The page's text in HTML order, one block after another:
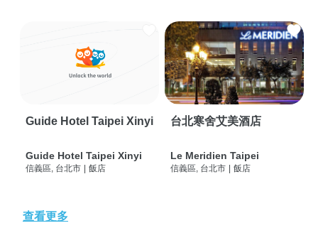
Guide Hotel Taipei Xinyi
Guide Hotel Taipei Xinyi
信義區, 台北市 | 飯店
台北寒舍艾美酒店
Le Meridien Taipei
信義區, 台北市 | 飯店
查看更多